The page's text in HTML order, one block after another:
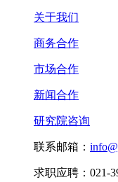
关于我们
商务合作
市场合作
新闻合作
研究院咨询
联系邮箱：
求职应聘：021-